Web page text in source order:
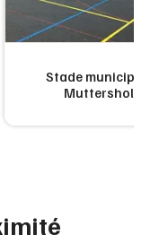
Stade municipal
Muttersholtz